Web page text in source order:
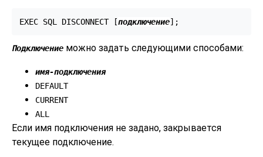
EXEC SQL DISCONNECT [подключение];
Подключение можно задать следующими способами:
имя-подключения
DEFAULT
CURRENT
ALL
Если имя подключения не задано, закрывается
текущее подключение.